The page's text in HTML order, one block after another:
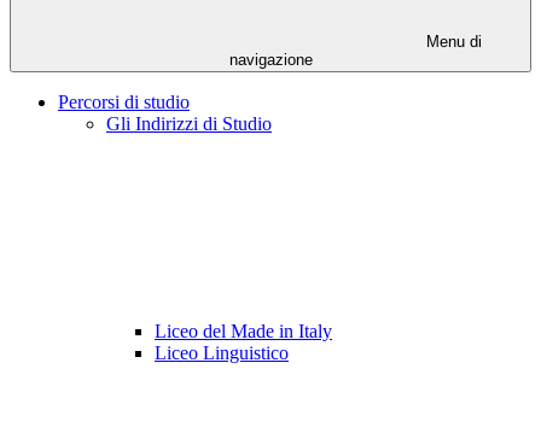
Menu di
navigazione
Percorsi di studio
Gli Indirizzi di Studio
Liceo del Made in Italy
Liceo Linguistico